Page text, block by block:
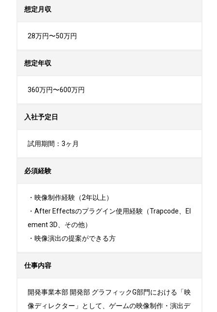
想定月収
28万円〜50万円
想定年収
360万円〜600万円
入社予定日
試用期間：3ヶ月
必須経験
・映像制作経験（2年以上）
・After Effectsのプラグイン使用経験（Trapcode、El
ement 3D、その他）
・映像演出の提案ができる方
仕事内容
開発事業本部 開発部 グラフィックG部門における「映
像ディレクター」として、ゲームの映像制作・演出デ